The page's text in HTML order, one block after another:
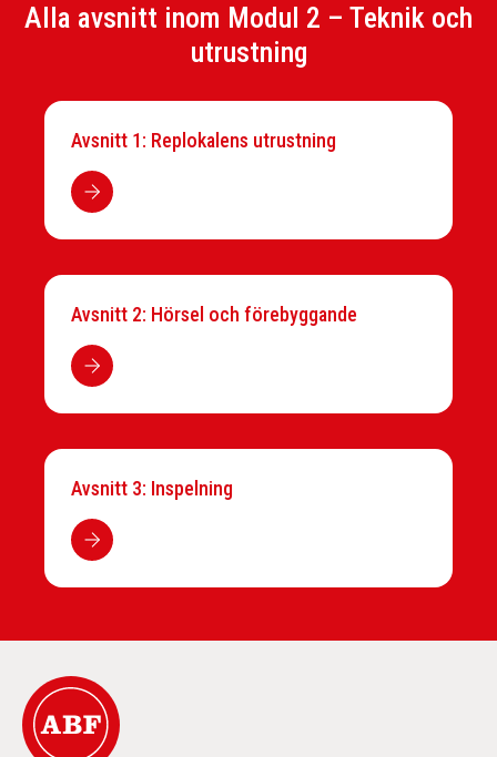
Alla avsnitt inom Modul 2 – Teknik och
utrustning
Avsnitt 1: Replokalens utrustning
Avsnitt 2: Hörsel och förebyggande
Avsnitt 3: Inspelning